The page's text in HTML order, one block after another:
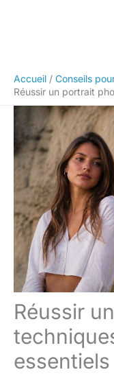
Accueil
Conseils
Réussir un portrait
Réussir
essentiels